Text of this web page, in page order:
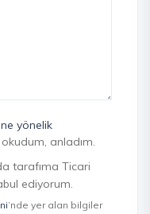
yönelik
anladım.
tarafıma Ticari
ediyorum.
’nde yer alan bilgiler